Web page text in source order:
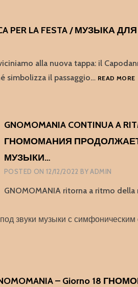
PER LA FESTA / МУЗЫКА
alla nuova tappa: il
simbolizza il passaggio… READ MORE
GNOMOMANIA CONTINUA A
ГНОМОМАНИЯ
МУЗЫКИ…
POSTED ON 12/12/2022 BYADMIN
GNOMOMANIA ritorna a ritmo della
звуки музыки с симфоническим
– Giorno 18